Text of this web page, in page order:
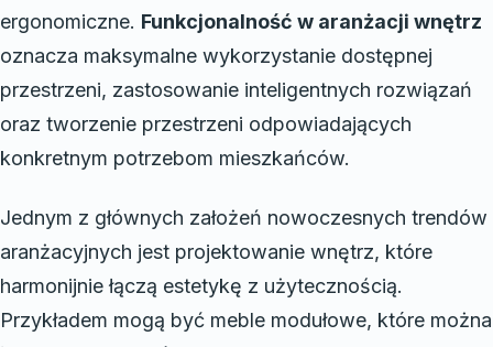
ergonomiczne. Funkcjonalność w aranżacji wnętrz
oznacza maksymalne wykorzystanie dostępnej
przestrzeni, zastosowanie inteligentnych rozwiązań
oraz tworzenie przestrzeni odpowiadających
konkretnym potrzebom mieszkańców.
Jednym z głównych założeń nowoczesnych trendów
aranżacyjnych jest projektowanie wnętrz, które
harmonijnie łączą estetykę z użytecznością.
Przykładem mogą być meble modułowe, które można